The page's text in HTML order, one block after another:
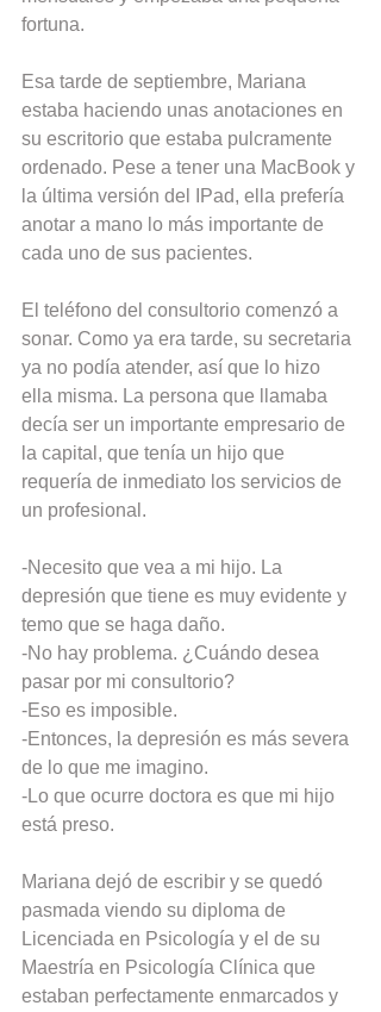
fortuna.
Esa tarde de septiembre, Mariana
estaba haciendo unas anotaciones en
su escritorio que estaba pulcramente
ordenado. Pese a tener una MacBook y
la última versión del IPad, ella prefería
anotar a mano lo más importante de
cada uno de sus pacientes.
El teléfono del consultorio comenzó a
sonar. Como ya era tarde, su secretaria
ya no podía atender, así que lo hizo
ella misma. La persona que llamaba
decía ser un importante empresario de
la capital, que tenía un hijo que
requería de inmediato los servicios de
un profesional.
-Necesito que vea a mi hijo. La
depresión que tiene es muy evidente y
temo que se haga daño.
-No hay problema. ¿Cuándo desea
pasar por mi consultorio?
-Eso es imposible.
-Entonces, la depresión es más severa
de lo que me imagino.
-Lo que ocurre doctora es que mi hijo
está preso.
Mariana dejó de escribir y se quedó
pasmada viendo su diploma de
Licenciada en Psicología y el de su
Maestría en Psicología Clínica que
estaban perfectamente enmarcados y